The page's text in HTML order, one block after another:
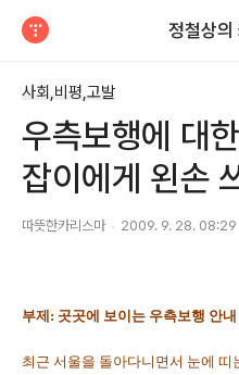
정철상의
사회,비평,고발
우측보행에 대
잡이에게 왼손
따뜻한카리스마 2009. 9. 28. 08:29
부제: 곳곳에 보이는 우측보행 안
최근 서울을 돌아다니면서 눈에 띠